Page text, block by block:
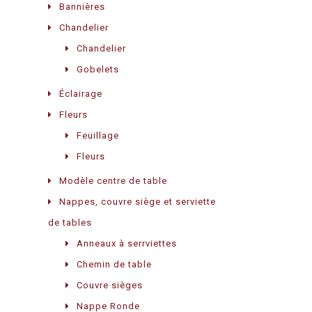
Bannières
Chandelier
Chandelier
Gobelets
Éclairage
Fleurs
Feuillage
Fleurs
Modèle centre de table
Nappes, couvre siège et serviette
de tables
Anneaux à serrviettes
Chemin de table
Couvre sièges
Nappe Ronde